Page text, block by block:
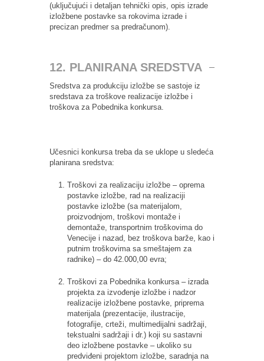
(uključujući i detaljan tehnički opis, opis izrade
izložbene postavke sa rokovima izrade i
precizan predmer sa predračunom).
12. PLANIRANA SREDSTVA
Sredstva za produkciju izložbe se sastoje iz
sredstava za troškove realizacije izložbe i
troškova za Pobednika konkursa.
Učesnici konkursa treba da se uklope u sledeća
planirana sredstva:
Troškovi za realizaciju izložbe – oprema
postavke izložbe, rad na realizaciji
postavke izložbe (sa materijalom,
proizvodnjom, troškovi montaže i
demontaže, transportnim troškovima do
Venecije i nazad, bez troškova barže, kao i
putnim troškovima sa smeštajem za
radnike) – do 42.000,00 evra;
Troškovi za Pobednika konkursa – izrada
projekta za izvođenje izložbe i nadzor
realizacije izložbene postavke, priprema
materijala (prezentacije, ilustracije,
fotografije, crteži, multimedijalni sadržaji,
tekstualni sadržaji i dr.) koji su sastavni
deo izložbene postavke – ukoliko su
predviđeni projektom izložbe, saradnja na